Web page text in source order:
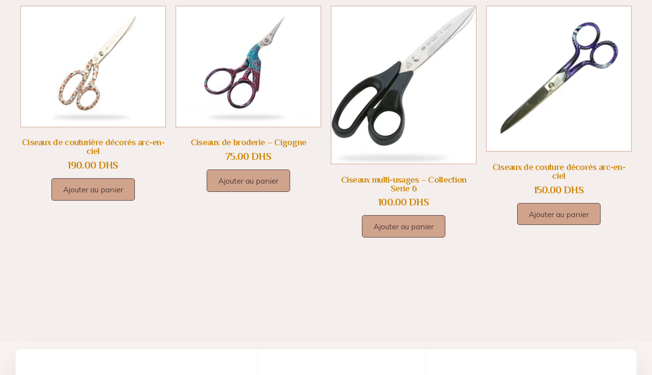
Ciseaux de couturière décorés arc-en-
ciel
190.00 DHS
Ajouter au panier
Ciseaux de broderie – Cigogne
75.00 DHS
Ajouter au panier
Ciseaux multi-usages – Collection
Serie 6
100.00DHS
Ajouter au panier
Ciseaux de couture décorés arc-en-
ciel
150.00DHS
Ajouter au panier